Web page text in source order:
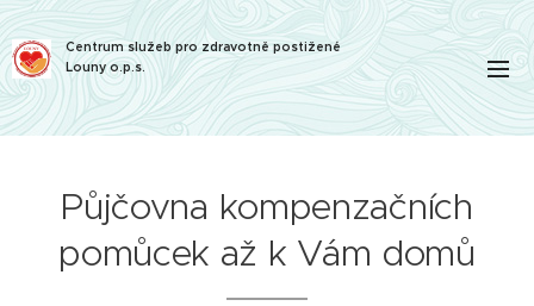
Centrum služeb pro zdravotně postižené
Louny o.p.s.
Půjčovna kompenzačních
pomůcek až k Vám domů